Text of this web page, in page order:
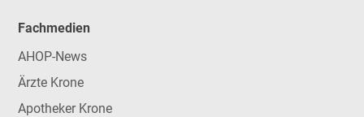
Fachmedien
AHOP-News
Ärzte Krone
Apotheker Krone